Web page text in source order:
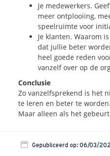
Je medewerkers.
meer ontplooiing,
speelruimte voor
Je klanten. Waarom
dat jullie beter
heel goede reden
vanzelf over op de
Conclusie
Zo vanzelfsprekend is het
te leren en beter te
Maar alleen als het
Gepubliceerd op: 06/03/